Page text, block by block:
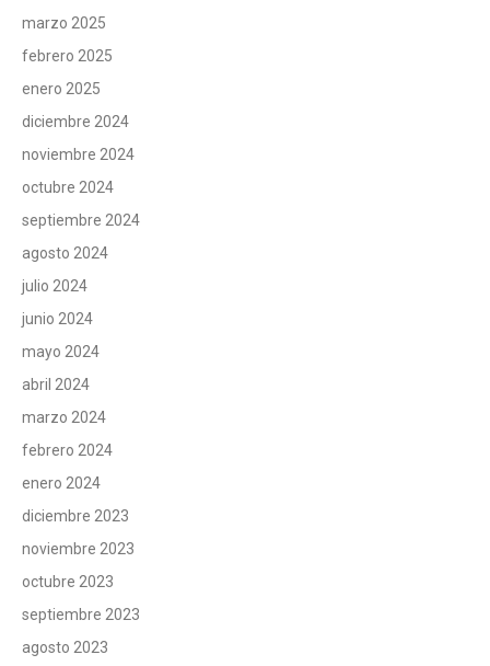
marzo 2025
febrero 2025
enero 2025
diciembre 2024
noviembre 2024
octubre 2024
septiembre 2024
agosto 2024
julio 2024
junio 2024
mayo 2024
abril 2024
marzo 2024
febrero 2024
enero 2024
diciembre 2023
noviembre 2023
octubre 2023
septiembre 2023
agosto 2023